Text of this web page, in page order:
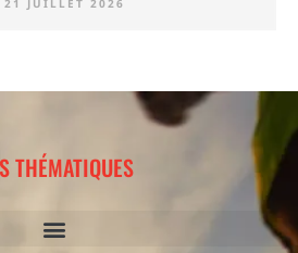
21 JUILLET 2026
THÉMATIQUES